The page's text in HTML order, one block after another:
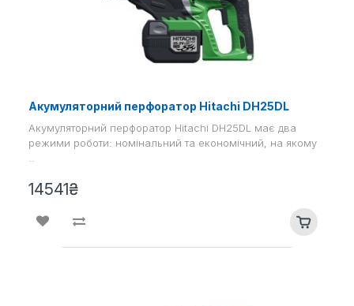
Акумуляторний перфоратор Hitachi DH25DL
Акумуляторний перфоратор Hitachi DH25DL має два
режими роботи: номінальний та економічний, на якому
14541₴